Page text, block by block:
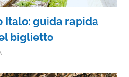
Italo: guida rapida
biglietto